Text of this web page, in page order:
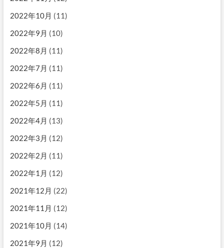
2022年10月 (11)
2022年9月 (10)
2022年8月 (11)
2022年7月 (11)
2022年6月 (11)
2022年5月 (11)
2022年4月 (13)
2022年3月 (12)
2022年2月 (11)
2022年1月 (12)
2021年12月 (22)
2021年11月 (12)
2021年10月 (14)
2021年9月 (12)